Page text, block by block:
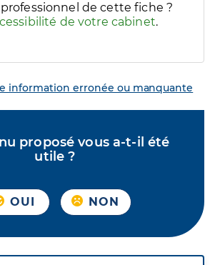
de cette fiche ?
de votre cabinet.
information erronée ou manquante
proposé vous a-t-il été
utile ?
OUI NON